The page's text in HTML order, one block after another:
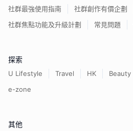
社群最強使用指南
社群創作有價企劃
社群焦點功能及升級計劃
常見問題
探索
U Lifestyle Travel HK Beauty
e-zone
其他